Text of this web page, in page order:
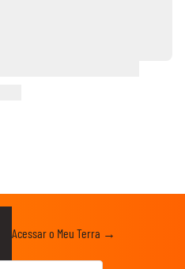
Acessar o Meu Terra →